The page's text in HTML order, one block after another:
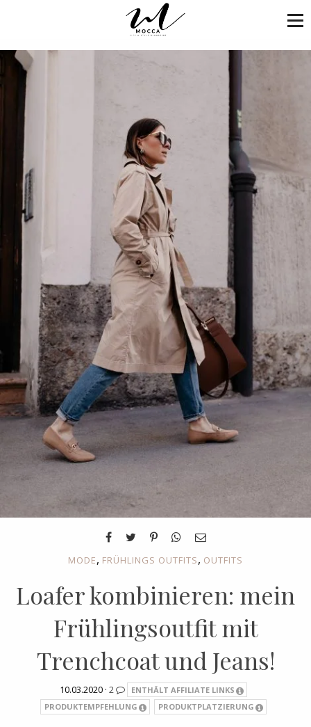
MODE, FRÜHLINGS OUTFITS, OUTFITS
Loafer kombinieren: mein
Frühlingsoutfit mit
Trenchcoat und Jeans!
10.03.2020 · 2
ENTHÄLT AFFILIATE LINKS
PRODUKTEMPFEHLUNG
PRODUKTPLATZIERUNG